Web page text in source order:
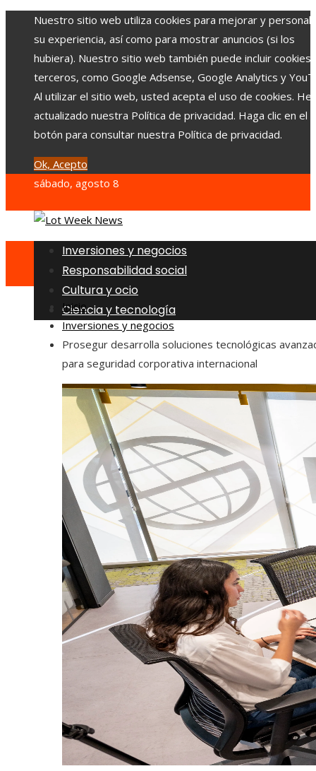
Nuestro sitio web utiliza cookies para mejorar y
su experiencia, así como para mostrar anuncios (si los
hubiera). Nuestro sitio web también puede incluir cookies
terceros, como Google Adsense, Google Analytics y
Al utilizar el sitio web, usted acepta el uso de cookies.
actualizado nuestra Política de privacidad. Haga clic en el
botón para consultar nuestra Política de privacidad.
Ok, Acepto
sábado, agosto 8
Inversiones y negocios
Responsabilidad social
Cultura y ocio
Ciencia y tecnología
Inicio
Inversiones y negocios
Prosegur desarrolla soluciones tecnológicas
para seguridad corporativa internacional